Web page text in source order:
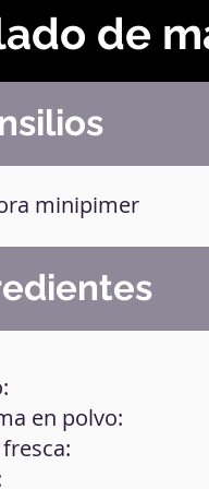
de
minipimer
en polvo: